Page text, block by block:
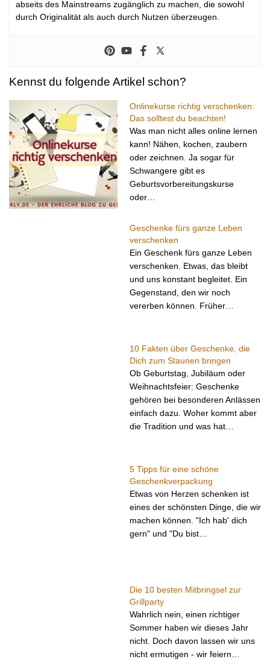
abseits des Mainstreams zugänglich zu machen, die sowohl
durch Originalität als auch durch Nutzen überzeugen.
Kennst du folgende Artikel schon?
Onlinekurse richtig verschenken:
Das solltest du beachten!
Was man nicht alles online lernen
kann! Nähen, kochen, zaubern
oder zeichnen. Ja sogar für
Schwangere gibt es
Geburtsvorbereitungskurse
oder…
Geschenke fürs ganze Leben
verschenken
Ein Geschenk fürs ganze Leben
verschenken. Etwas, das bleibt
und uns konstant begleitet. Ein
Gegenstand, den wir noch
vererben können. Früher…
10 Fakten über Geschenke, die
Dich zum Staunen bringen
Ob Geburtstag, Jubiläum oder
Weihnachtsfeier: Geschenke
gehören bei besonderen Anlässen
einfach dazu. Woher kommt aber
die Tradition und was hat…
5 Tipps für eine schöne
Geschenkverpackung
Etwas von Herzen schenken ist
eines der schönsten Dinge, die wir
machen können. "Ich hab' dich
gern" und "Du bist…
Die 10 besten Mitbringsel zur
Grillparty
Wahrlich nein, einen richtiger
Sommer haben wir dieses Jahr
nicht. Doch davon lassen wir uns
nicht ermutigen - wir feiern…